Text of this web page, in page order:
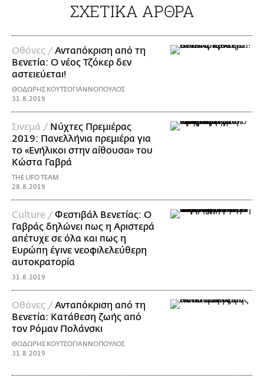
ΣΧΕΤΙΚΑ ΑΡΘΡΑ
Οθόνες /Ανταπόκριση από τη
Βενετία: Ο νέος Τζόκερ δεν
αστειεύεται!
ΘΟΔΩΡΗΣ ΚΟΥΤΣΟΓΙΑΝΝΟΠΟΥΛΟΣ
31.8.2019
Σινεμά / Νύχτες Πρεμιέρας
2019: Πανελλήνια πρεμιέρα για
το «Ενήλικοι στην αίθουσα» του
Κώστα Γαβρά
THE LIFO TEAM
28.8.2019
Culture /Φεστιβάλ Βενετίας: Ο
Γαβράς δηλώνει πως η Αριστερά
απέτυχε σε όλα και πως η
Ευρώπη έγινε νεοφιλελεύθερη
αυτοκρατορία
31.8.2019
Οθόνες /Ανταπόκριση από τη
Βενετία: Κατάθεση ζωής από
τον Ρόμαν Πολάνσκι
ΘΟΔΩΡΗΣ ΚΟΥΤΣΟΓΙΑΝΝΟΠΟΥΛΟΣ
31.8.2019